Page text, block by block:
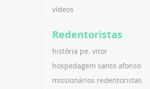
vídeos
Redentoristas
história pe. vitor
hospedagem santo afonso
missionários redentoristas